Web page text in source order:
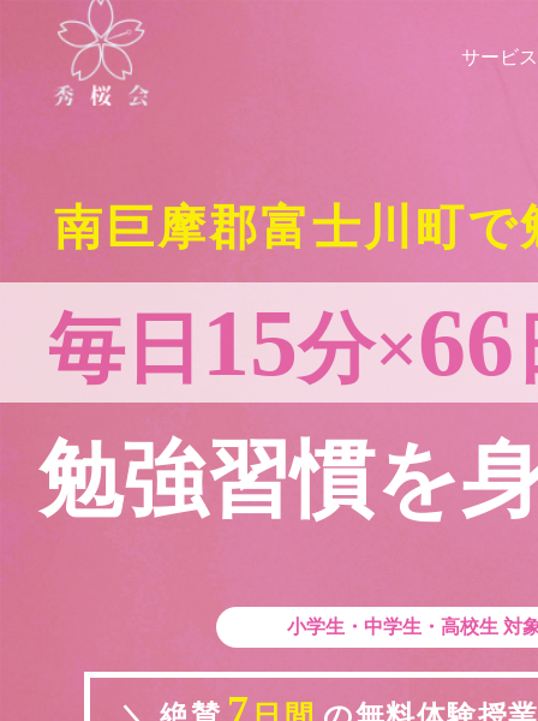
サービス
南巨摩郡富士川町
毎日 15分×66
勉強習慣を
小学生・中学生・高校生 対
7